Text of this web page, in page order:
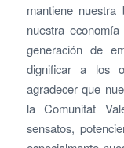
mantiene
nuestra
generación de
dignificar a los
agradecer que
la Comunitat
sensatos,